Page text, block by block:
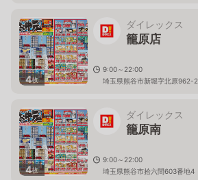
4枚
ダイレックス
籠原店
9:00～22:00
埼玉県熊谷市新堀字北原962-2
4枚
ダイレックス
籠原南
9:00～22:00
埼玉県熊谷市拾六間603番地4